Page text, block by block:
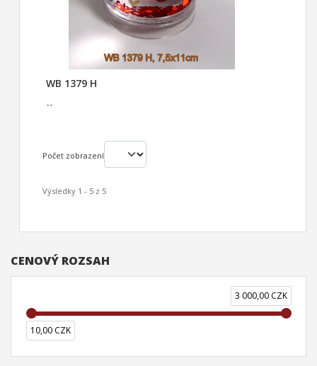
CENOVÝ ROZSAH
10,00 CZK
3 000,00 CZK
WB 1379 H
--
Počet zobrazení
Výsledky 1 - 5 z 5